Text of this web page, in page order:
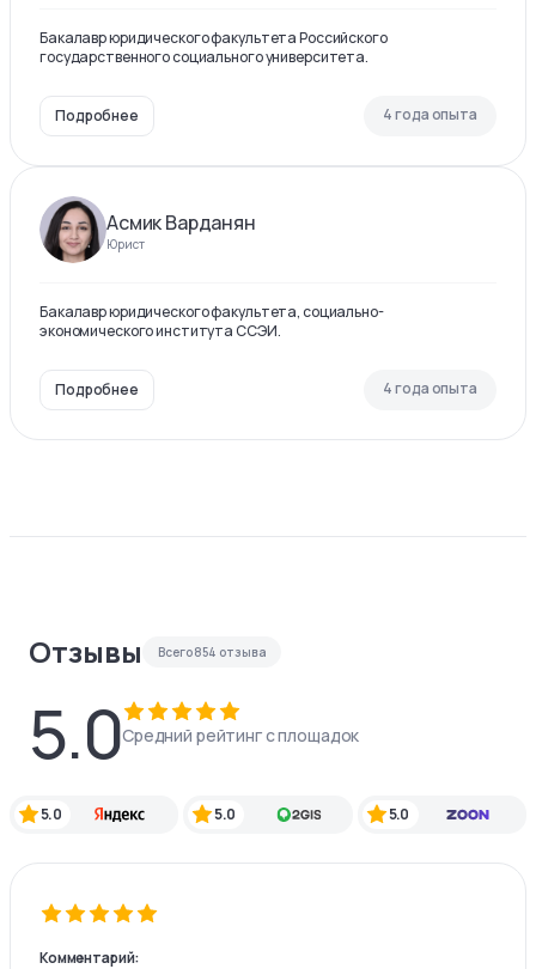
Бакалавр юридического факультета Российского
государственного социального университета.
Подробнее 4 года опыта
Асмик Варданян
Юрист
Бакалавр юридического факультета, социально-
экономического института ССЭИ.
Подробнее 4 года опыта
Отзывы Всего854 отзыва
5.0Средний рейтинг с площадок
5.0 5.0 5.0
Комментарий: